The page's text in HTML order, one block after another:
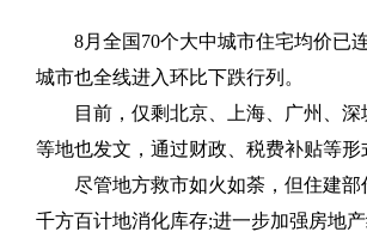
8月全国70个大中城市住宅均价已
城市也全线进入环比下跌行列。
目前，仅剩北京、上海、广州、
等地也发文，通过财政、税费补贴等形
尽管地方救市如火如荼，但住建
千方百计地消化库存;进一步加强房地